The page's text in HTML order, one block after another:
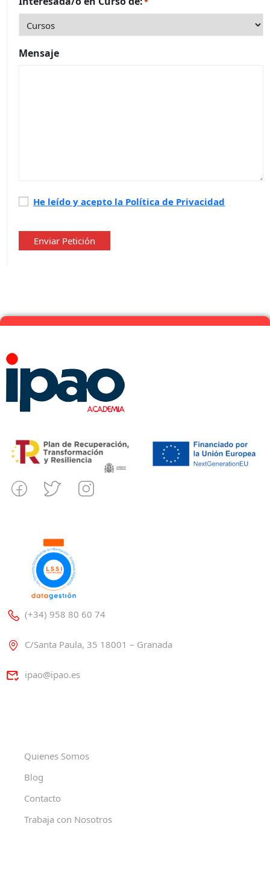
Mensaje
Política
privacidad*
He leído y acepto la Política de Privacidad
Enviar Petición
(+34) 958 80 60 74
C/Santa Paula, 35 18001 – Granada
ipao@ipao.es
Quienes Somos
Blog
Contacto
Trabaja con Nosotros